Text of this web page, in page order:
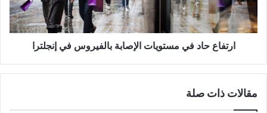
إنجلترا
ارتفاع حاد في مستويات الإصابة بالفيروس في إنجلترا
مقالات ذات صلة